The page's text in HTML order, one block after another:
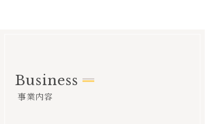
Business
事業内容